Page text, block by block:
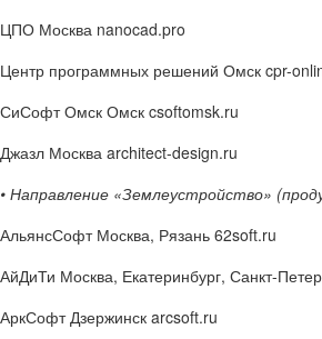
ЦПО Москва nanocad.pro
Центр программных решений Омск cpr-
СиСофт Омск Омск csoftomsk.ru
Джазл Москва architect-design.ru
• Направление «Землеустройство»
АльянсСофтМосква, Рязань 62soft.ru
АйДиТи Москва, Екатеринбург, Санкт-
АркСофтДзержинск arcsoft.ru